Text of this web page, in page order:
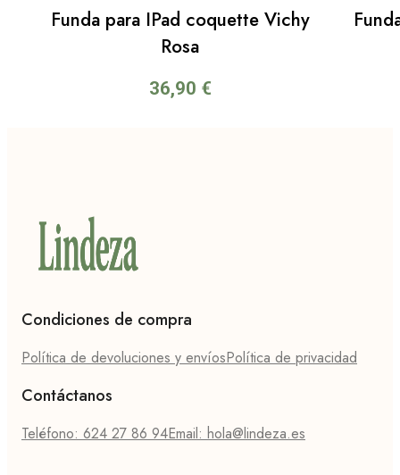
Funda para IPad coquette Vichy
Rosa
36,90 €
Condiciones de compra
Política de devoluciones y envíosPolítica de privacidad
Contáctanos
Teléfono: 624 27 86 94Email: hola@lindeza.es